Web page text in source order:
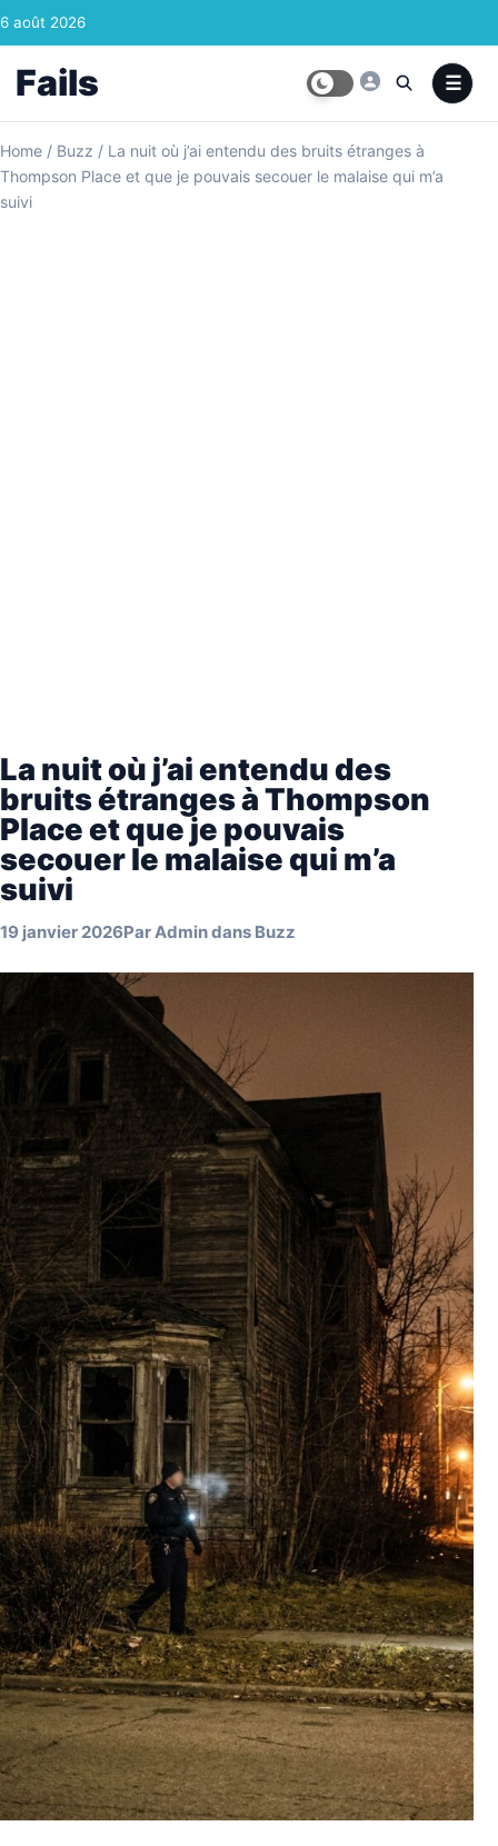
Skip to content
6 août 2026
Fails
Home / Buzz / La nuit où j’ai entendu des bruits étranges à
Thompson Place et que je pouvais secouer le malaise qui m’a
suivi
La nuit où j’ai entendu des
bruits étranges à Thompson
Place et que je pouvais
secouer le malaise qui m’a
suivi
19 janvier 2026ParAdmindans Buzz